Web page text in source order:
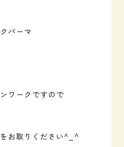
パーマ
ワークですので
お取りください^_^